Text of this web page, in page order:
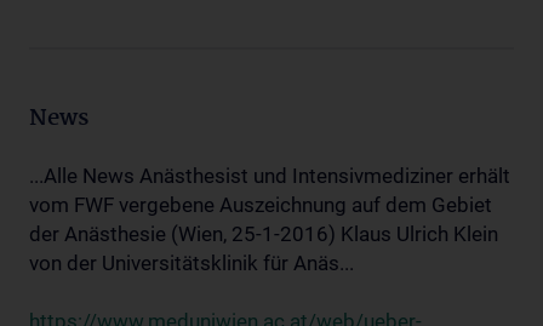
News
...Alle News Anästhesist und Intensivmediziner erhält
vom FWF vergebene Auszeichnung auf dem Gebiet
der Anästhesie (Wien, 25-1-2016) Klaus Ulrich Klein
von der Universitätsklinik für Anäs...
https://www.meduniwien.ac.at/web/ueber-